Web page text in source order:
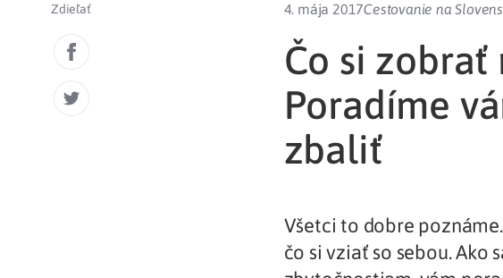
Zdieľať 4. mája 2017Cestovanie na
Čo si
Poradíme
zbaliť
Všetci to dobre
čo si vziať so sebou. Ako